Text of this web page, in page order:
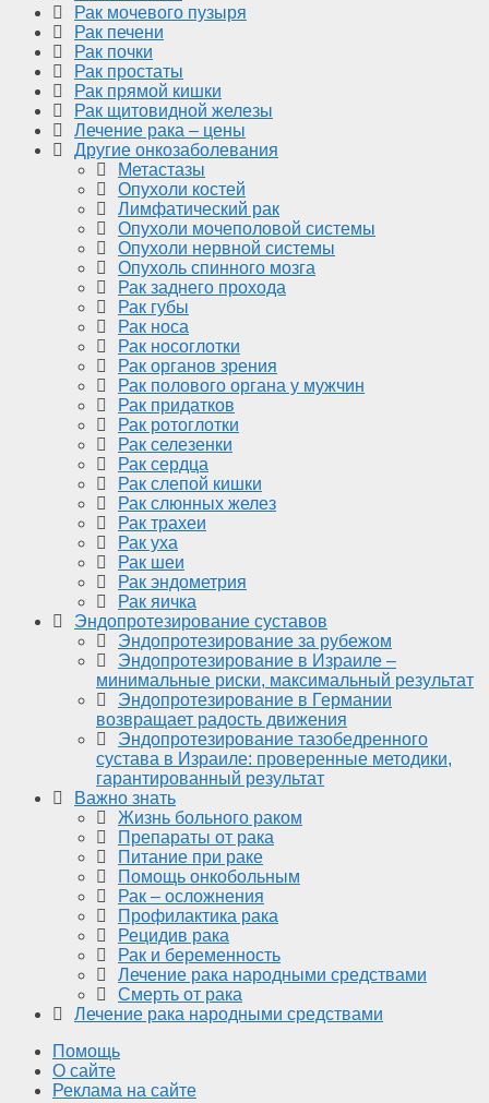
Рак мочевого пузыря
Рак печени
Рак почки
Рак простаты
Рак прямой кишки
Рак щитовидной железы
Лечение рака – цены
Другие онкозаболевания
Метастазы
Опухоли костей
Лимфатический рак
Опухоли мочеполовой системы
Опухоли нервной системы
Опухоль спинного мозга
Рак заднего прохода
Рак губы
Рак носа
Рак носоглотки
Рак органов зрения
Рак полового органа у мужчин
Рак придатков
Рак ротоглотки
Рак селезенки
Рак сердца
Рак слепой кишки
Рак слюнных желез
Рак трахеи
Рак уха
Рак шеи
Рак эндометрия
Рак яичка
Эндопротезирование суставов
Эндопротезирование за рубежом
Эндопротезирование в Израиле –
минимальные риски, максимальный результат
Эндопротезирование в Германии
возвращает радость движения
Эндопротезирование тазобедренного
сустава в Израиле: проверенные методики,
гарантированный результат
Важно знать
Жизнь больного раком
Препараты от рака
Питание при раке
Помощь онкобольным
Рак – осложнения
Профилактика рака
Рецидив рака
Рак и беременность
Лечение рака народными средствами
Смерть от рака
Лечение рака народными средствами
Помощь
О сайте
Реклама на сайте